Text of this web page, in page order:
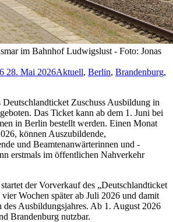
im Bahnhof Ludwigslust - Foto: Jonas
28. Mai 2026Aktuell, Berlin, Brandenburg,
Zuschuss Ausbildung in
Das Ticket kann ab dem 1. Juni bei
in Berlin bestellt werden. Einen Monat
können Auszubildende,
und Beamtenanwärterinnen und -
erstmals im öffentlichen Nahverkehr
der Vorverkauf des „Deutschlandticket
Wochen später ab Juli 2026 und damit
Ausbildungsjahres. Ab 1. August 2026
Brandenburg nutzbar.